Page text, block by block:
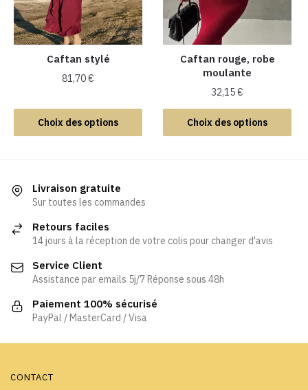
être
choisies
sur
la
page
produit
être
choisies
la
page
du
produit
Caftan stylé
81,70€
Choix des options
produit
a
Les
options
peuvent
être
sur
la
page
du
Caftan rouge, robe
moulante
32,15€
Choix des options
Ce
produit
peuvent
être
Livraison gratuite
Sur toutes les commandes
Retours faciles
14 jours à la réception de votre colis pour changer d'avis
Service Client
Assistance par emails 5j/7 Réponse sous 48h
Paiement 100% sécurisé
PayPal / MasterCard / Visa
CONTACT